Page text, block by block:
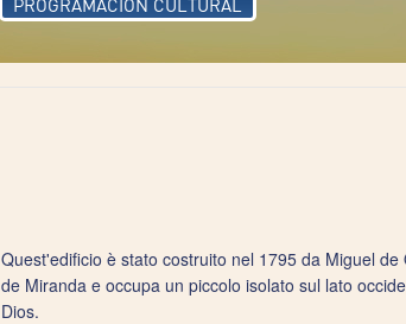
PROGRAMACIÓN CULTURAL
Quest'edificio è stato costruito nel 1795 da Miguel
de Miranda e occupa un piccolo isolato sul lato
Dios.